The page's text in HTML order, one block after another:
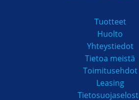
Tuotteet
Huolto
Yhteystiedot
Tietoa meistä
Toimitusehdot
Leasing